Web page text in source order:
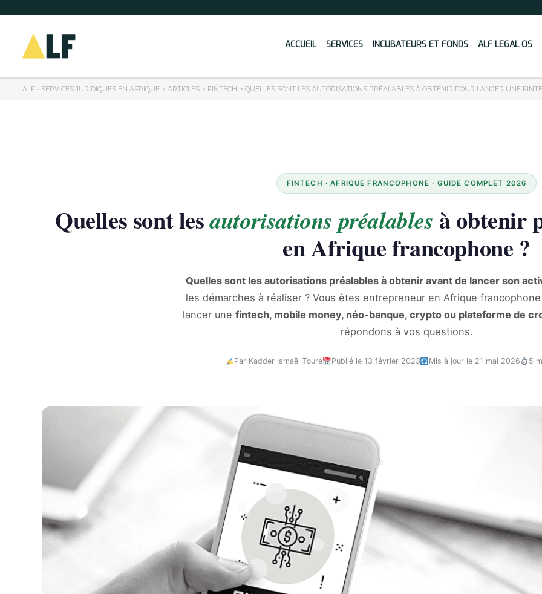
ACCUEIL SERVICES INCUBATEURS ET FONDS ALF LEGAL OS
ALF - SERVICES JURIDIQUES EN AFRIQUE > ARTICLES > FINTECH > QUELLES SONT LES AUTORISATIONS PRÉALABLES À OBTENIR POUR LANCER UNE
FINTECH · AFRIQUE FRANCOPHONE · GUIDE COMPLET 2026
Quelles sont lesautorisations préalables à obtenir
en Afrique francophone ?
Quelles sont les autorisations préalables à obtenir avant de lancer son
les démarches à réaliser ? Vous êtes entrepreneur en Afrique
lancer une fintech, mobile money, néo-banque, crypto ou plateforme de
répondons à vos questions.
Par Kadder Ismaël Touré Publié le 13 février 2023 Mis à jour le 21 mai 2026 5